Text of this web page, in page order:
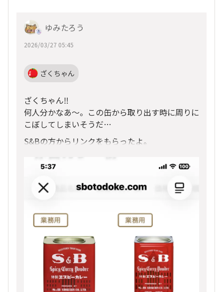
ゆみたろう
2026/03/27 05:45
ざくちゃん
ざくちゃん‼️
何人分かなあ〜。この缶から取り出す時に周りに
こぼしてしまいそうだ…
S&Bの方からリンクをもらったよ。
（リンクじゃないが😆）
これ見てたらあの小さい缶がかわいく見える。